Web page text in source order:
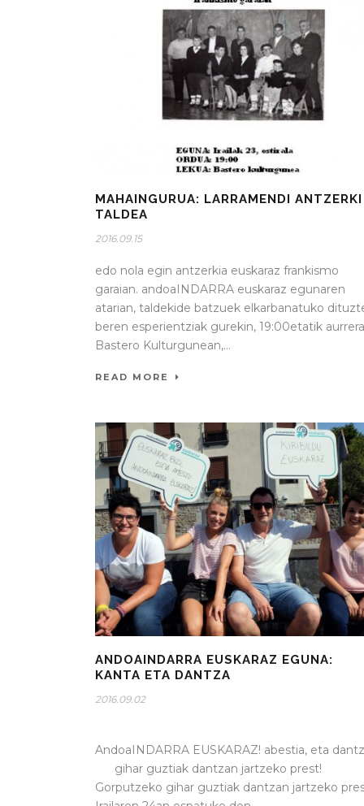
MAHAINGURUA: LARRAMENDI ANTZERKI
TALDEA
2016.09.15
edo nola egin antzerkia euskaraz frankismo
garaian. andoaINDARRA euskaraz egunaren
atarian, taldekide batzuek elkarbanatuko
beren esperientziak gurekin, 19:00etatik aurrera
Bastero Kulturgunean,...
READ MORE
ANDOAINDARRA EUSKARAZ EGUNA:
KANTA ETA DANTZA
2016.09.02
AndoaINDARRA EUSKARAZ! abestia, eta
gihar guztiak dantzan jartzeko prest!
Gorputzeko gihar guztiak dantzan jartzeko